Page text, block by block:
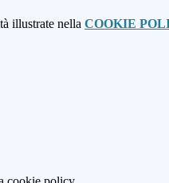
illustrate nella COOKIE